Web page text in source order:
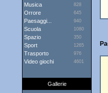
Musica 828
Orrore 645
Paesaggi... 940
Scuola 1080
Spazio 350
Sport 1265
Trasporto 976
Video giochi 4601
Gallerie